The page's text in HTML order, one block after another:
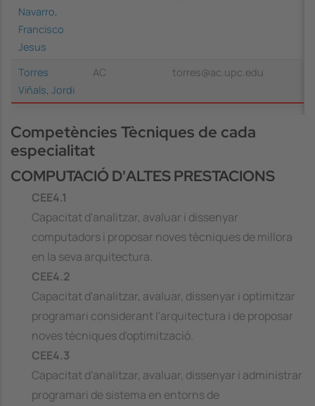
Navarro,
Francisco
Jesus
Torres
Viñals, Jordi
AC torres@ac.upc.edu
Competències Tècniques de cada
especialitat
COMPUTACIÓ D'ALTES PRESTACIONS
CEE4.1
Capacitat d'analitzar, avaluar i dissenyar
computadors i proposar noves tècniques de millora
en la seva arquitectura.
CEE4.2
Capacitat d'analitzar, avaluar, dissenyar i optimitzar
programari considerant l'arquitectura i de proposar
noves tècniques d'optimització.
CEE4.3
Capacitat d'analitzar, avaluar, dissenyar i administrar
programari de sistema en entorns de